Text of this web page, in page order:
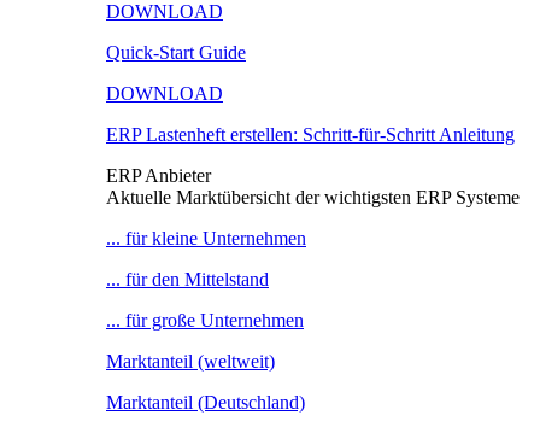
DOWNLOAD
Quick-Start Guide
DOWNLOAD
ERP Lastenheft erstellen: Schritt-für-Schritt Anleitung
ERP Anbieter
Aktuelle Marktübersicht der wichtigsten ERP Systeme
... für kleine Unternehmen
... für den Mittelstand
... für große Unternehmen
Marktanteil (weltweit)
Marktanteil (Deutschland)